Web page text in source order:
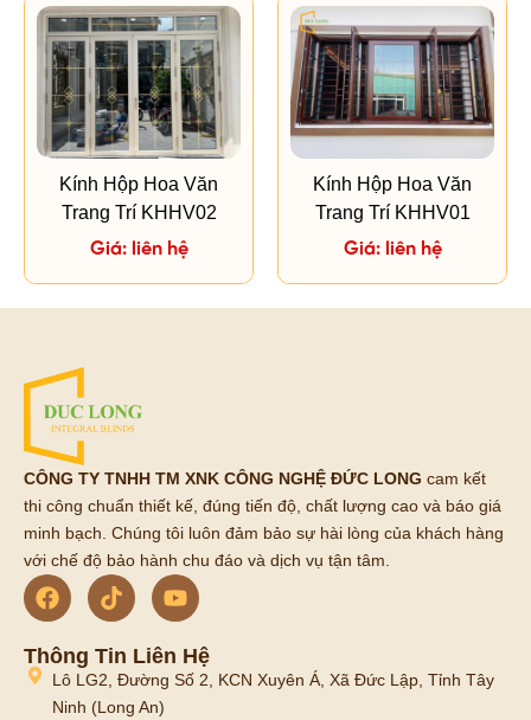
Kính Hộp Hoa Văn
Trang Trí KHHV02
Giá: liên hệ
Kính Hộp Hoa Văn
Trang Trí KHHV01
Giá: liên hệ
CÔNG TY TNHH TM XNK CÔNG NGHỆ ĐỨC LONG cam kết
thi công chuẩn thiết kế, đúng tiến độ, chất lượng cao và báo giá
minh bạch. Chúng tôi luôn đảm bảo sự hài lòng của khách hàng
với chế độ bảo hành chu đáo và dịch vụ tận tâm.
Thông Tin Liên Hệ
Lô LG2, Đường Số 2, KCN Xuyên Á, Xã Đức Lập, Tỉnh Tây
Ninh (Long An)